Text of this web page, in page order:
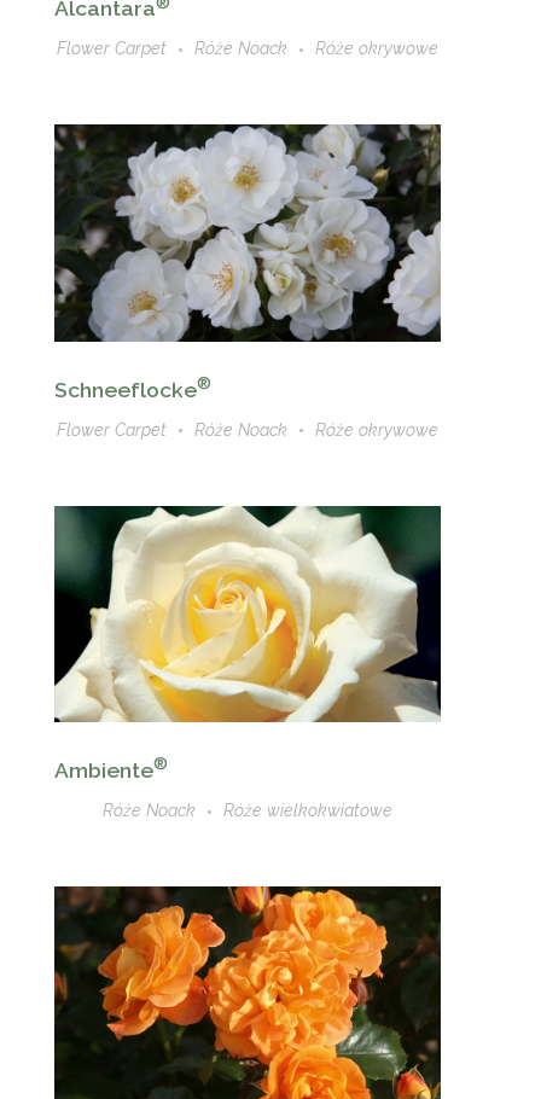
Alcantara
Flower Carpet Róże Noack Róże okrywowe
Schneeflocke®
Flower Carpet Róże Noack Róże okrywowe
Ambiente®
Róże Noack Róże wielkokwiatowe